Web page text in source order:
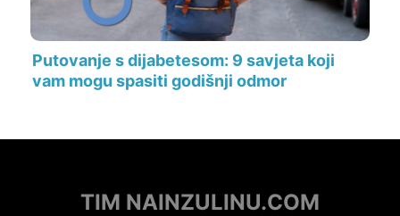
Putovanje s dijabetesom: 9 savjeta koji
vam mogu spasiti godišnji odmor
TIM NAINZULINU.COM